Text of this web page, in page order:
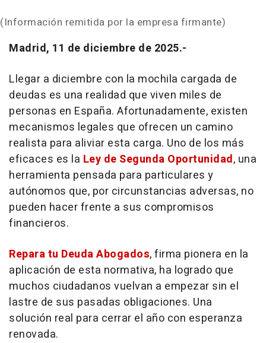
(Información remitida por la empresa firmante)
Madrid, 11 de diciembre de 2025.-
Llegar a diciembre con la mochila cargada de
deudas es una realidad que viven miles de
personas en España. Afortunadamente, existen
mecanismos legales que ofrecen un camino
realista para aliviar esta carga. Uno de los más
eficaces es la Ley de Segunda Oportunidad, una
herramienta pensada para particulares y
autónomos que, por circunstancias adversas, no
pueden hacer frente a sus compromisos
financieros.
Repara tu Deuda Abogados, firma pionera en la
aplicación de esta normativa, ha logrado que
muchos ciudadanos vuelvan a empezar sin el
lastre de sus pasadas obligaciones. Una
solución real para cerrar el año con esperanza
renovada.